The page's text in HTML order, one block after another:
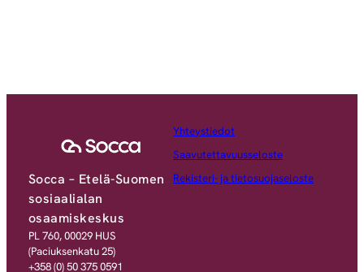
Socca – Etelä-Suomen
sosiaalialan
osaamiskeskus
PL 760, 00029 HUS
(Paciuksenkatu 25)
+358 (0) 50 375 0591
Yhteystiedot
Saavutettavuusseloste
Rekisteri- ja tietosuojaseloste